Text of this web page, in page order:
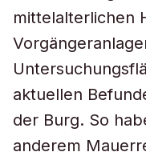
mittelalterlichen
aktuellen
der Burg. So
anderem